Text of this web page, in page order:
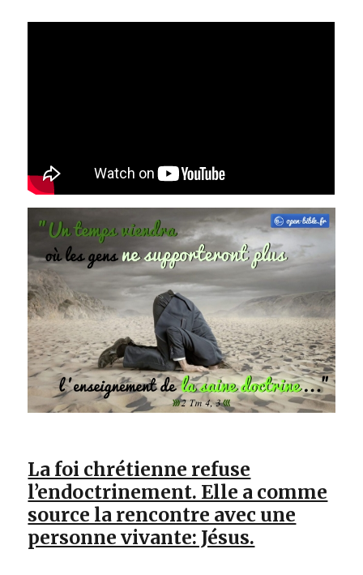
La foi chrétienne refuse
l’endoctrinement. Elle a comme
source la rencontre avec une
personne vivante: Jésus.